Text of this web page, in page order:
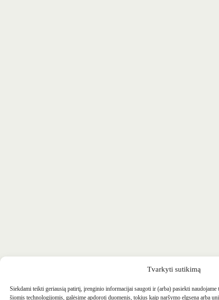
Tvarkyti sutikimą
Siekdami teikti geriausią patirtį, įrenginio informacijai saugoti ir (arba) pasiekti
šiomis technologijomis, galėsime apdoroti duomenis, tokius kaip naršymo elgsena arba